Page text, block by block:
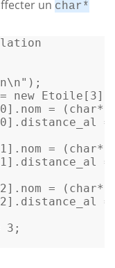
un char*
);
new Etoile[ 3
0].nom = ( char
0].distance_al
1 ].nom = ( char
1 ].distance_al
2].nom = ( char
2].distance_al
3 ;